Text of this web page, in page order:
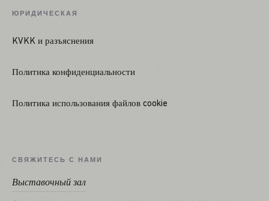
ЮРИДИЧЕСКАЯ
KVKK и разъяснения
Политика конфиденциальности
Политика использования файлов cookie
СВЯЖИТЕСЬ С НАМИ
Выставочный зал